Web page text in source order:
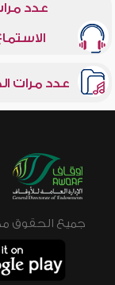
عدد
عدد مرات
جميع الحقوق محفوظة © 2026 -